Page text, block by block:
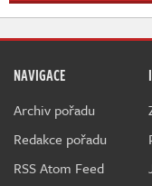
NAVIGACE
Archiv pořadu
Redakce pořadu
RSS Atom Feed